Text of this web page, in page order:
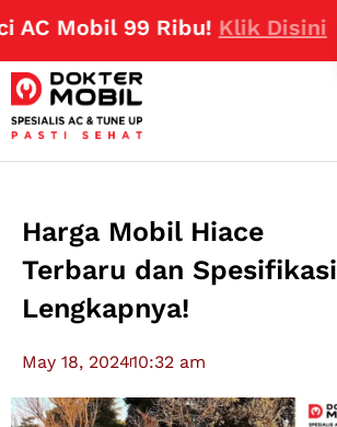
99 Ribu!Klik Disini
Harga Mobil Hiace
Terbaru dan Spesifikasi
Lengkapnya!
May 18, 202410:32 am